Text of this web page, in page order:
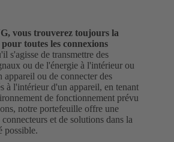
vous trouverez toujours la
toutes les connexions
s'agisse de transmettre des
ou de l'énergie à l'intérieur ou
appareil ou de connecter des
à l'intérieur d'un appareil, en tenant
de fonctionnement prévu
notre portefeuille offre une
et de solutions dans la
possible.